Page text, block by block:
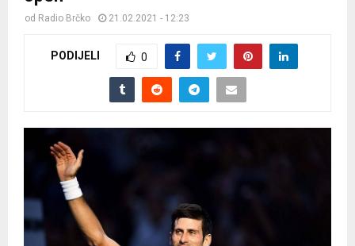
od Radio Brčko 21.02.2021 - 12:23
PODIJELI 0